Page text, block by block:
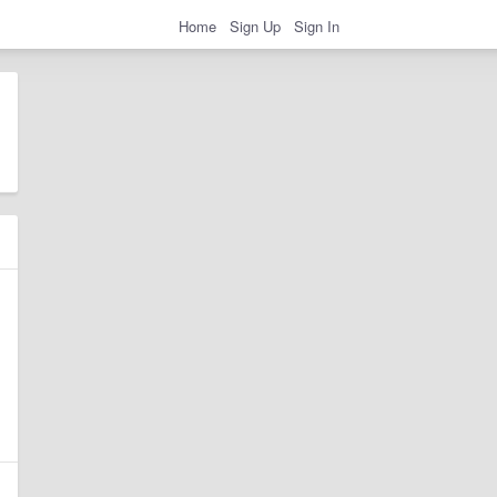
Home Sign Up Sign In